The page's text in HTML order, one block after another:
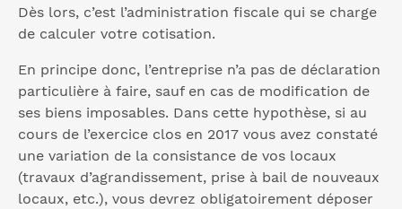
Dès lors, c’est l’administration fiscale qui se charge
de calculer votre cotisation.
En principe donc, l’entreprise n’a pas de déclaration
particulière à faire, sauf en cas de modification de
ses biens imposables. Dans cette hypothèse, si au
cours de l’exercice clos en 2017 vous avez constaté
une variation de la consistance de vos locaux
(travaux d’agrandissement, prise à bail de nouveaux
locaux, etc.), vous devrez obligatoirement déposer